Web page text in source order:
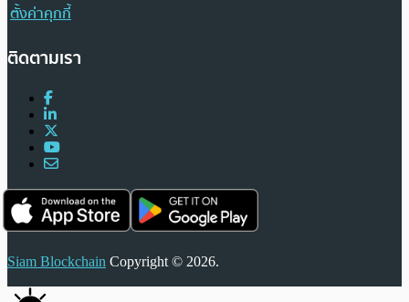
ตั้งค่าคุกกี้
ติดตามเรา
Siam Blockchain Copyright © 2026.